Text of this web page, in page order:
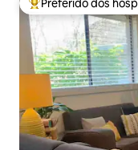
Entre os melhores
Preferido dos